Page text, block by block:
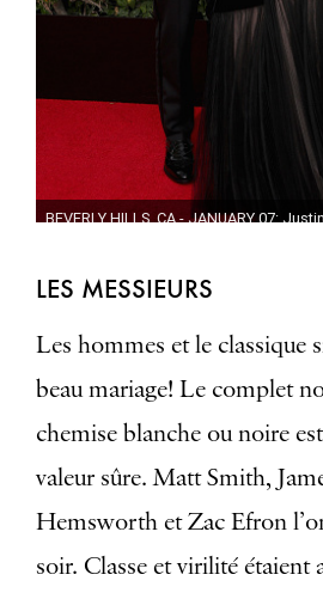
LES MESSIEURS
Les hommes et le classique
beau mariage! Le complet
chemise blanche ou noire
valeur sûre. Matt Smith,
Hemsworth et Zac Efron
soir. Classe et virilité étaient